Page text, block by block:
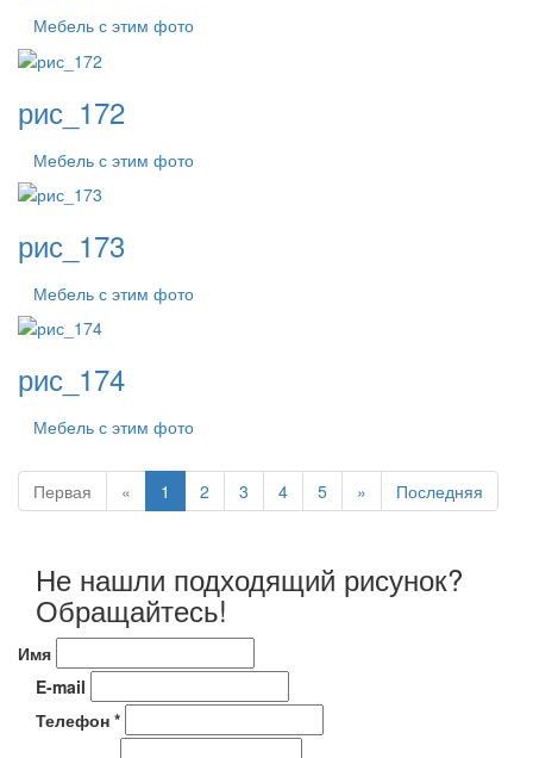
Мебель с этим фото
рис_172
Мебель с этим фото
рис_173
Мебель с этим фото
рис_174
Мебель с этим фото
Первая « 1 2 3 4 5 » Последняя
Не нашли подходящий рисунок?
Обращайтесь!
Имя
E-mail
Телефон *